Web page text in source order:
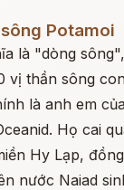
Potamoi
là "dòng
vị thần sông
là anh em
Họ cai
Hy Lạp,
nước Naiad